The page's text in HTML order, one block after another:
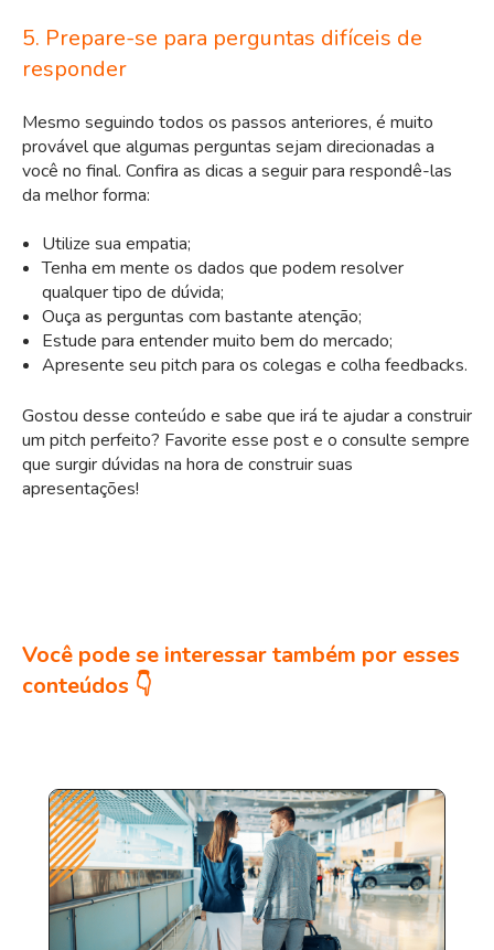
5. Prepare-se para perguntas difíceis de
responder
Mesmo seguindo todos os passos anteriores, é muito
provável que algumas perguntas sejam direcionadas a
você no final. Confira as dicas a seguir para respondê-las
da melhor forma:
Utilize sua empatia;
Tenha em mente os dados que podem resolver
qualquer tipo de dúvida;
Ouça as perguntas com bastante atenção;
Estude para entender muito bem do mercado;
Apresente seu pitch para os colegas e colha feedbacks.
Gostou desse conteúdo e sabe que irá te ajudar a construir
um pitch perfeito? Favorite esse post e o consulte sempre
que surgir dúvidas na hora de construir suas
apresentações!
Você pode se interessar também por esses
conteúdos 👇